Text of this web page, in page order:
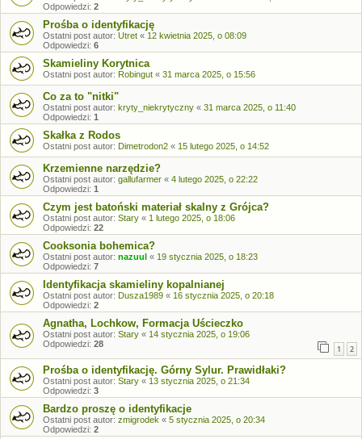
Odpowiedzi: 2
Prośba o identyfikację
Ostatni post autor: Utret « 12 kwietnia 2025, o 08:09
Odpowiedzi: 6
Skamieliny Korytnica
Ostatni post autor: Robingut « 31 marca 2025, o 15:56
Co za to "nitki"
Ostatni post autor: kryty_niekrytyczny « 31 marca 2025, o 11:40
Odpowiedzi: 1
Skałka z Rodos
Ostatni post autor: Dimetrodon2 « 15 lutego 2025, o 14:52
Krzemienne narzędzie?
Ostatni post autor: gallufarmer « 4 lutego 2025, o 22:22
Odpowiedzi: 1
Czym jest batoński materiał skalny z Grójca?
Ostatni post autor: Stary « 1 lutego 2025, o 18:06
Odpowiedzi: 22
Cooksonia bohemica?
Ostatni post autor: nazuul « 19 stycznia 2025, o 18:23
Odpowiedzi: 7
Identyfikacja skamieliny kopalnianej
Ostatni post autor: Dusza1989 « 16 stycznia 2025, o 20:18
Odpowiedzi: 2
Agnatha, Lochkow, Formacja Uścieczko
Ostatni post autor: Stary « 14 stycznia 2025, o 19:06
Odpowiedzi: 28 1 2
Prośba o identyfikację. Górny Sylur. Prawidłaki?
Ostatni post autor: Stary « 13 stycznia 2025, o 21:34
Odpowiedzi: 3
Bardzo proszę o identyfikacje
Ostatni post autor: zmigrodek « 5 stycznia 2025, o 20:34
Odpowiedzi: 2